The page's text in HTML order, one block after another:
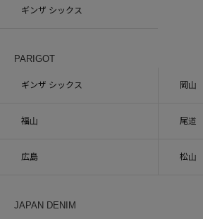
ギンザ シックス
PARIGOT
ギンザ シックス 岡山
福山 尾道
広島 松山
JAPAN DENIM